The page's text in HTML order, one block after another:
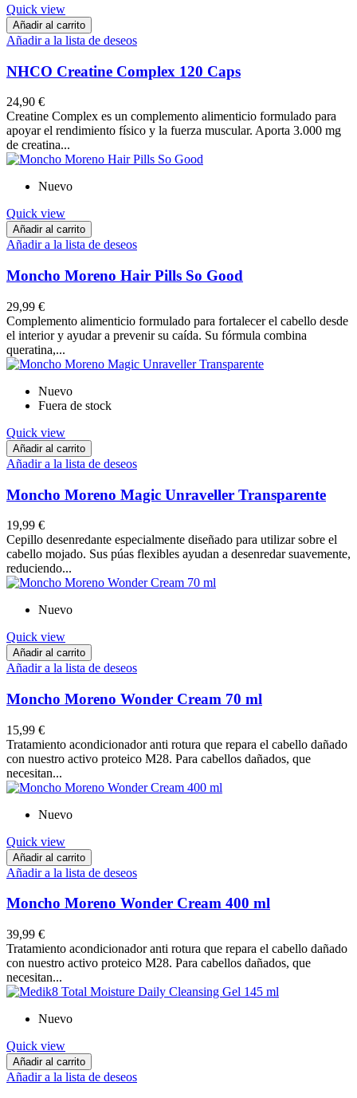
Quick view
Añadir al carrito
Añadir a la lista de deseos
NHCO Creatine Complex 120 Caps
24,90 €
Creatine Complex es un complemento alimenticio formulado para
apoyar el rendimiento físico y la fuerza muscular. Aporta 3.000 mg
de creatina...
Nuevo
Quick view
Añadir al carrito
Añadir a la lista de deseos
Moncho Moreno Hair Pills So Good
29,99 €
Complemento alimenticio formulado para fortalecer el cabello desde
el interior y ayudar a prevenir su caída. Su fórmula combina
queratina,...
Nuevo
Fuera de stock
Quick view
Añadir al carrito
Añadir a la lista de deseos
Moncho Moreno Magic Unraveller Transparente
19,99 €
Cepillo desenredante especialmente diseñado para utilizar sobre el
cabello mojado. Sus púas flexibles ayudan a desenredar suavemente,
reduciendo...
Nuevo
Quick view
Añadir al carrito
Añadir a la lista de deseos
Moncho Moreno Wonder Cream 70 ml
15,99 €
Tratamiento acondicionador anti rotura que repara el cabello dañado
con nuestro activo proteico M28. Para cabellos dañados, que
necesitan...
Nuevo
Quick view
Añadir al carrito
Añadir a la lista de deseos
Moncho Moreno Wonder Cream 400 ml
39,99 €
Tratamiento acondicionador anti rotura que repara el cabello dañado
con nuestro activo proteico M28. Para cabellos dañados, que
necesitan...
Nuevo
Quick view
Añadir al carrito
Añadir a la lista de deseos